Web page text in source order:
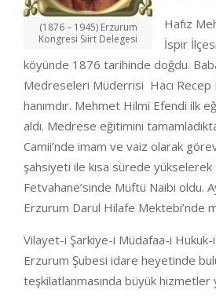
(1876 – 1945) Erzurum
Kongresi Siirt Delegesi
Hafız
İspir
köyünde 1876 tarihinde doğdu.
Medreseleri Müderrisi Hacı Recep
hanımdır. Mehmet Hilmi Efendi ilk
aldı. Medrese eğitimini
Camii’nde imam ve vaiz olarak
şahsiyeti ile kısa sürede
Fetvahane’sinde Müftü Naibi oldu.
Erzurum Darul Hilafe Mektebi’nde
Vilayet-i Şarkiye-i Müdafaa-i
Erzurum Şubesi idare heyetinde
teşkilatlanmasında büyük hizmetler